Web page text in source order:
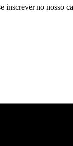
inscrever no nosso